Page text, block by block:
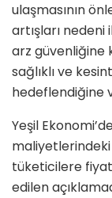
ulaşmasının
artışları
arz güvenliğine
sağlıklı ve
hedeflendiğine
Yeşil
tüketicilere fiyat
edilen